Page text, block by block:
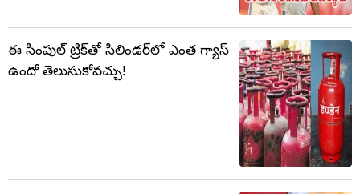
ఈ సింపుల్‌ ట్రిక్‌తో సిలిండర్‌లో ఎంత గ్యాస్‌
ఉందో తెలుసుకోవచ్చు!